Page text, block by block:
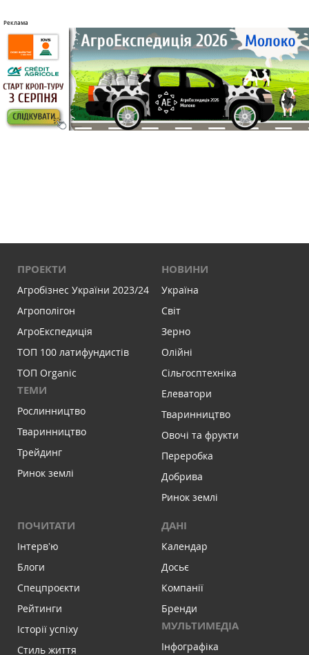
ПРОЕКТИ
Агробізнес України 2023/24
Агрополігон
АгроЕкспедиція
ТОП 100 латифундистів
ТОП Organic
ТЕМИ
Рослинництво
Тваринництво
Трейдинг
Ринок землі
НОВИНИ
Україна
Світ
Зерно
Олійні
Сільгосптехніка
Елеватори
Тваринництво
Овочі та фрукти
Переробка
Добрива
Ринок землі
ПОЧИТАТИ
Інтервʼю
Блоги
Спецпроєкти
Рейтинги
Історії успіху
Стиль життя
ДАНІ
Календар
Досьє
Компанії
Бренди
МУЛЬТИМЕДІА
Інфографіка